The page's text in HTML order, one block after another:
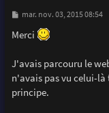
  else{
    delay(300);
M
s
s
e
mar. nov. 03, 2015 08:54
Merci
J'avais parcouru le
n'avais pas vu celui-là
principe.